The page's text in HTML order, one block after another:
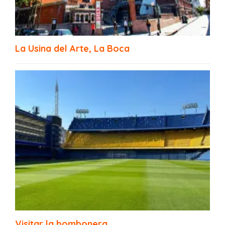
Puente Transbordador Nicolás Avellaneda,
La Usina del Arte, La Boca